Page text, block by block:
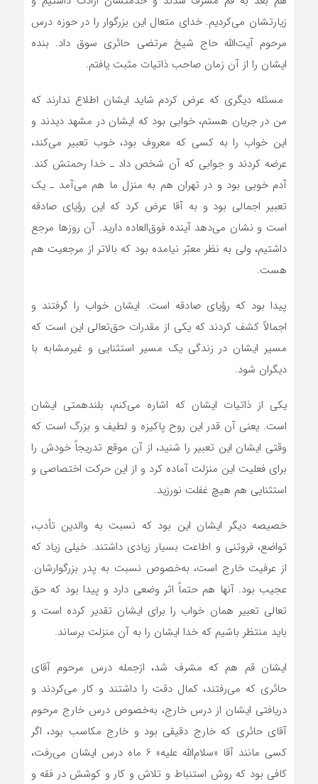
زیارتشان می‌کردیم. خدای متعال این بزرگوار را در حوزه درس
مرحوم آیت‌الله حاج شیخ مرتضی حائری سوق داد. بنده
ایشان را از آن زمان صاحب ذاتیات مثبت یافتم.
مسئله دیگری که عرض کردم شاید ایشان اطلاع ندارند که
من در جریان هستم، خوابی بود که ایشان در مشهد دیدند و
این خواب را به کسی که معروف بود، خوب تعبیر می‌کند،
عرضه کردند و جوابی که آن شخص داد ـ خدا رحمتش کند.
آدم خوبی بود و در تهران هم به منزل ما هم می‌آمد ـ یک
تعبیر اجمالی بود و به آقا عرض کرد که این رؤیای صادقه
است و نشان می‌دهد آینده فوق‌العاده دارید. آن روزها مرجع
داشتیم، ولی به نظر معبّر نیامده بود که بالاتر از مرجعیت هم
هست.
پیدا بود که رؤیای صادقه است. ایشان خواب را گرفتند و
اجمالاً کشف کردند که یکی از مقدرات حق‌تعالی این است که
مسیر ایشان در زندگی یک مسیر استثنایی و غیرمشابه با
دیگران شود.
یکی از ذاتیات ایشان که اشاره می‌کنم، بلندهمتی ایشان
است. یعنی آن‌ قدر این روح پاکیزه و لطیف و بزرگ است که
وقتی ایشان این تعبیر را شنید، از آن موقع تدریجاً خودش را
برای فعلیت این منزلت آماده کرد و از این حرکت اختصاصی و
استثنایی هم هیچ غفلت نورزید.
خصیصه دیگر ایشان این بود که نسبت به والدین تأدب،
تواضع، فروتنی و اطاعت بسیار زیادی داشتند. خیلی زیاد که
از عرفیت خارج است، به‌خصوص نسبت به پدر بزرگوارشان.
عجیب بود. آنها هم حتماً اثر وضعی دارد و پیدا بود که حق
تعالی تعبیر همان خواب را برای ایشان تقدیر کرده است و
باید منتظر باشیم که خدا ایشان را به آن منزلت برساند.
ایشان قم هم که مشرف شد، ازجمله درس مرحوم آقای
حائری که می‌رفتند، کمال دقت را داشتند و کار می‌کردند و
دریافتی ایشان از درس خارج، به‌خصوص درس خارج مرحوم
آقای حائری که خارج دقیقی بود و خارج مکاسب بود، اگر
کسی مانند آقا «سلام‌الله علیه» 6 ماه درس ایشان می‌رفت،
کافی بود که روش استنباط و تلاش و کار و کوشش در فقه و